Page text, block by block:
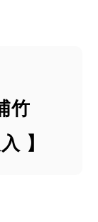
竹
】